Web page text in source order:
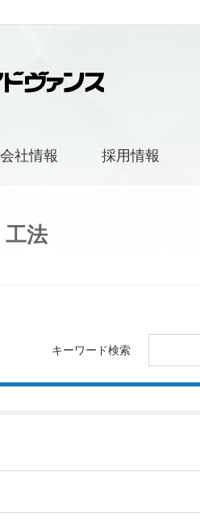
会社情報 採用情報
工法
キーワード検索